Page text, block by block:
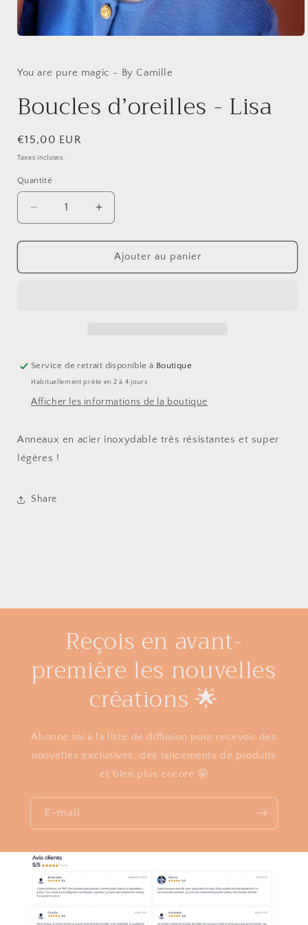
1
fenêtre
modale
You are pure magic - By Camille
Boucles d’oreilles - Lisa
Prix
habituel
€15,00 EUR
Taxes incluses.
Quantité
Réduire
la
quantité
Boucles
Augmenter
la
quantité
Boucles
Ajouter au panier
Service de retrait disponible à Boutique
Habituellement prête en 2 à 4 jours
Afficher les informations de la boutique
Anneaux en acier inoxydable très résistantes et super
légères !
Share
Reçois en avant-
première les nouvelles
créations 🌟
Abonne toi à la liste de diffusion pour recevoir des
nouvelles exclusives, des lancements de produits
et bien plus encore 🤩
E-mail